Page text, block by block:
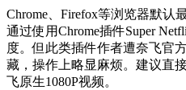
Chrome、Firefox等浏览器默认
通过使用Chrome插件Super
度。但此类插件作者遭奈飞官
藏，操作上略显麻烦。建议直
飞原生1080P视频。